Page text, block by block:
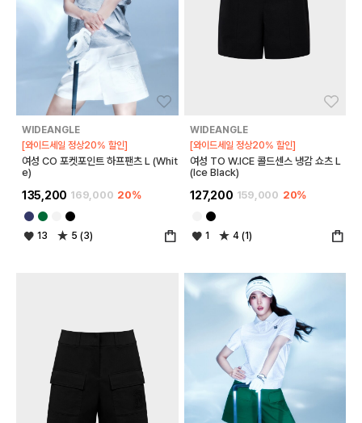
WIDEANGLE
[와이드세일 정상20% 할인]
여성 CO 포켓포인트 하프팬츠 L (Whit
e)
135,200 169,000 20%
13 5 (3)
WIDEANGLE
[와이드세일 정상20% 할인]
여성 TO W.ICE 콜드센스 냉감 쇼츠 L
(Ice Black)
127,200 159,000 20%
1 4 (1)